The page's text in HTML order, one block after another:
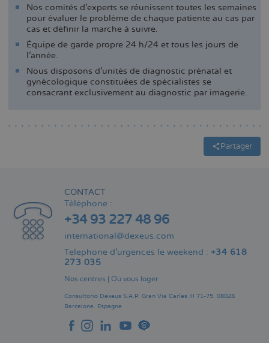
Nos comités d’experts se réunissent toutes les semaines
pour évaluer le problème de chaque patiente au cas par
cas et définir la marche à suivre.
Équipe de garde propre 24 h/24 et tous les jours de
l’année.
Nous disposons d’unités de diagnostic prénatal et
gynécologique constituées de spécialistes se
consacrant exclusivement au diagnostic par imagerie.
Partager
CONTACT
Téléphone :
+34 93 227 48 96
international@dexeus.com
Telephone d’urgences le weekend : +34 618
273 035
Nos centres Où vous loger
Consultorio Dexeus S.A.P. Gran Via Carles III 71-75. 08028
Barcelone. Espagne